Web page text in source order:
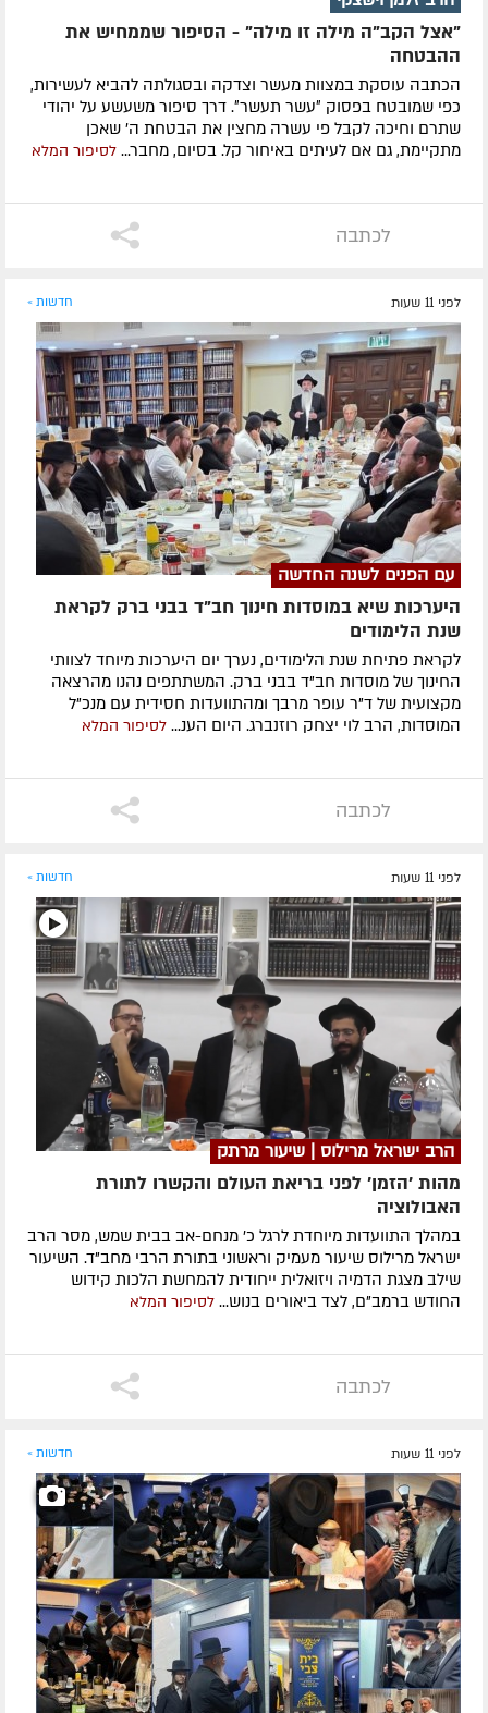
"אצל הקב"ה מילה זו מילה" - הסיפור שממחיש את
ההבטחה
הכתבה עוסקת במצוות מעשר וצדקה ובסגולתה להביא לעשירות,
כפי שמובטח בפסוק ״עשר תעשר״. דרך סיפור משעשע על יהודי
שתרם וחיכה לקבל פי עשרה מחצין את הבטחת ה' שאכן
מתקיימת, גם אם לעיתים באיחור קל. בסיום, מחבר... לסיפור המלא
לכתבה
לפני 11 שעות חדשות »
עם הפנים לשנה החדשה
היערכות שיא במוסדות חינוך חב"ד בבני ברק לקראת
שנת הלימודים
לקראת פתיחת שנת הלימודים, נערך יום היערכות מיוחד לצוותי
החינוך של מוסדות חב"ד בבני ברק. המשתתפים נהנו מהרצאה
מקצועית של ד"ר עופר מרבך ומהתוועדות חסידית עם מנכ"ל
המוסדות, הרב לוי יצחק רוזנברג. היום הענ... לסיפור המלא
לכתבה
לפני 11 שעות חדשות »
הרב ישראל מרילוס | שיעור מרתק
מהות 'הזמן' לפני בריאת העולם והקשרו לתורת
האבולוציה
במהלך התוועדות מיוחדת לרגל כ' מנחם-אב בבית שמש, מסר הרב
ישראל מרילוס שיעור מעמיק וראשוני בתורת הרבי מחב"ד. השיעור
שילב מצגת הדמיה ויזואלית ייחודית להמחשת הלכות קידוש
החודש ברמב"ם, לצד ביאורים בנוש... לסיפור המלא
לכתבה
לפני 11 שעות חדשות »